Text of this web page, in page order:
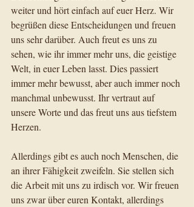
weiter und hört einfach auf euer Herz. Wir
begrüßen diese Entscheidungen und freuen
uns sehr darüber. Auch freut es uns zu
sehen, wie ihr immer mehr uns, die geistige
Welt, in euer Leben lasst. Dies passiert
immer mehr bewusst, aber auch immer noch
manchmal unbewusst. Ihr vertraut auf
unsere Worte und das freut uns aus tiefstem
Herzen.
Allerdings gibt es auch noch Menschen, die
an ihrer Fähigkeit zweifeln. Sie stellen sich
die Arbeit mit uns zu irdisch vor. Wir freuen
uns zwar über euren Kontakt, allerdings